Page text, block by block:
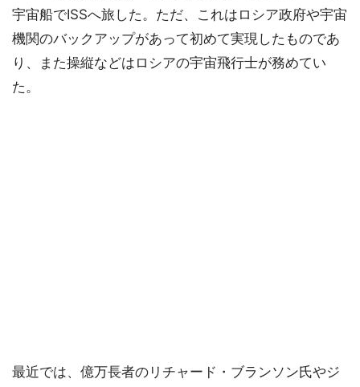
宇宙船でISSへ旅した。ただ、これはロシア政府や宇宙
機関のバックアップがあって初めて実現したものであ
り、また操縦などはロシアの宇宙飛行士が務めてい
た。
最近では、億万長者のリチャード・ブランソン氏やジ